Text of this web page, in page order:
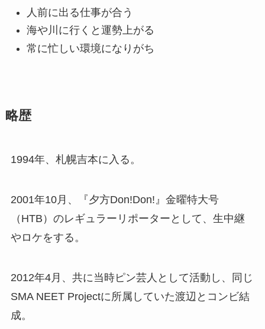
人前に出る仕事が合う
海や川に行くと運勢上がる
常に忙しい環境になりがち
略歴
1994年、札幌吉本に入る。
2001年10月、『夕方Don!Don!』金曜特大号
（HTB）のレギュラーリポーターとして、生中継
やロケをする。
2012年4月、共に当時ピン芸人として活動し、同じ
SMA NEET Projectに所属していた渡辺とコンビ結
成。